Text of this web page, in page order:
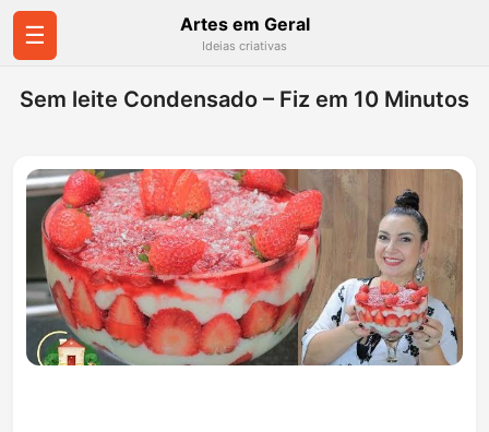
☰ Artes em Geral
Ideias criativas
Sem leite Condensado – Fiz em 10 Minutos